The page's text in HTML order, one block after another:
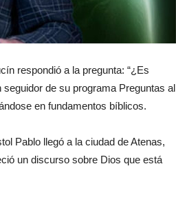
respondió a la pregunta: “¿Es
seguidor de su programa Preguntas al
en fundamentos bíblicos.
Pablo llegó a la ciudad de Atenas,
un discurso sobre Dios que está